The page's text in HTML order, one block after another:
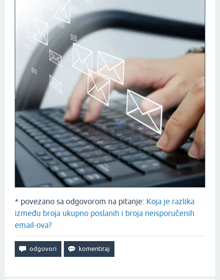
* povezano sa odgovorom na pitanje: Koja je razlika
između broja ukupno poslanih i broja neisporučenih
email-ova?